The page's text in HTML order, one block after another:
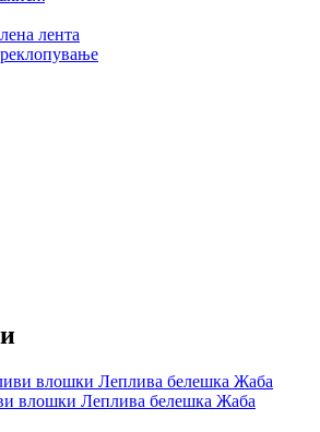
лента
влошки Леплива белешка Жаба